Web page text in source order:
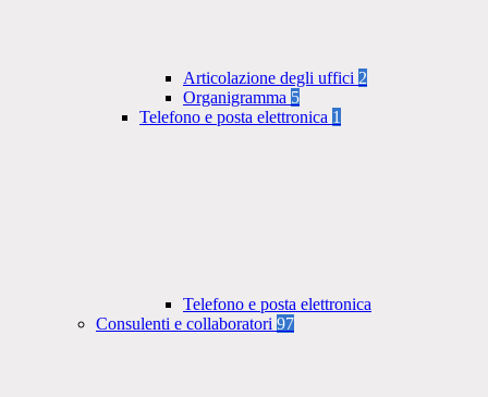
Articolazione degli uffici 2
Organigramma 5
Telefono e posta elettronica 1
Telefono e posta elettronica
Consulenti e collaboratori 97